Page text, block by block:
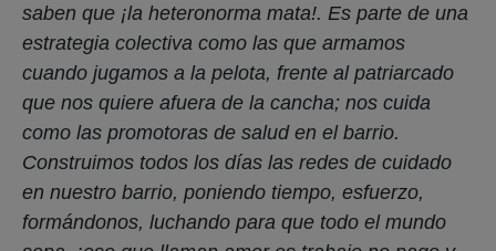
saben que ¡la heteronorma mata!. Es parte de una
estrategia colectiva como las que armamos
cuando jugamos a la pelota, frente al patriarcado
que nos quiere afuera de la cancha; nos cuida
como las promotoras de salud en el barrio.
Construimos todos los días las redes de cuidado
en nuestro barrio, poniendo tiempo, esfuerzo,
formándonos, luchando para que todo el mundo